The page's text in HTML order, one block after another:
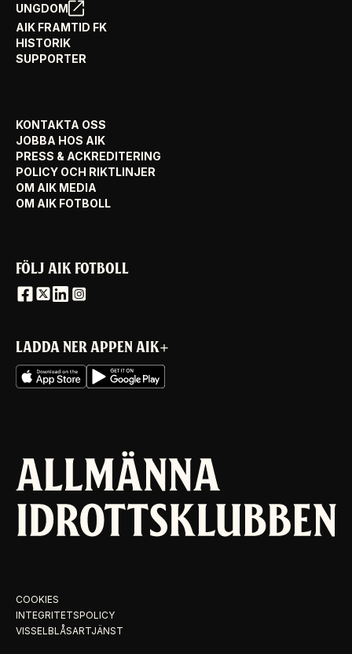
UNGDOM
AIK FRAMTID FK
HISTORIK
SUPPORTER
KONTAKTA OSS
JOBBA HOS AIK
PRESS & ACKREDITERING
POLICY OCH RIKTLINJER
OM AIK MEDIA
OM AIK FOTBOLL
FÖLJ AIK FOTBOLL
LADDA NER APPEN AIK+
COOKIES
INTEGRITETSPOLICY
VISSELBLÅSARTJÄNST